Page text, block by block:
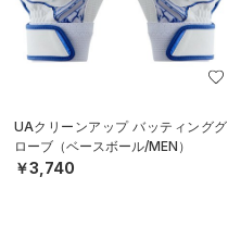
UAクリーンアップ バッティンググ
ローブ（ベースボール/MEN）
￥3,740